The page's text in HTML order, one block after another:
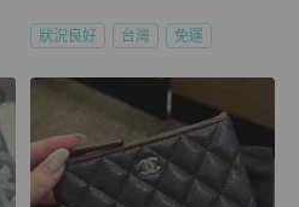
狀況良好 台灣 免運